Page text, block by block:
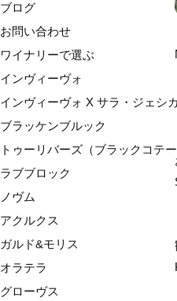
ブログ
お問い合わせ
ワイナリーで選ぶ
インヴィーヴォ
インヴィーヴォ X サラ・ジェシ
ブラッケンブルック
トゥーリバーズ（ブラックコテー
ラブブロック
ノヴム
アクルクス
ガルド&モリス
オラテラ
グローヴス